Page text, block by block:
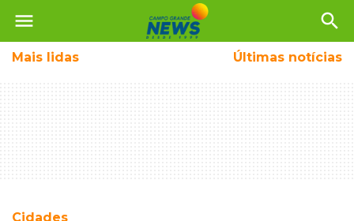
menu search
Mais lidas Últimas notícias
Cidades